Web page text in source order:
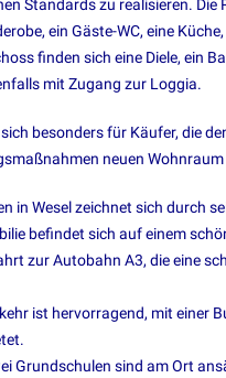
Standards zu realisieren.
ein Gäste-WC, eine
finden sich eine Diele, ein
mit Zugang zur Loggia.
besonders für Käufer, die
neuen
in Wesel zeichnet sich durch
befindet sich auf einem
zur Autobahn A3, die eine
ist hervorragend, mit einer
Grundschulen sind am Ort